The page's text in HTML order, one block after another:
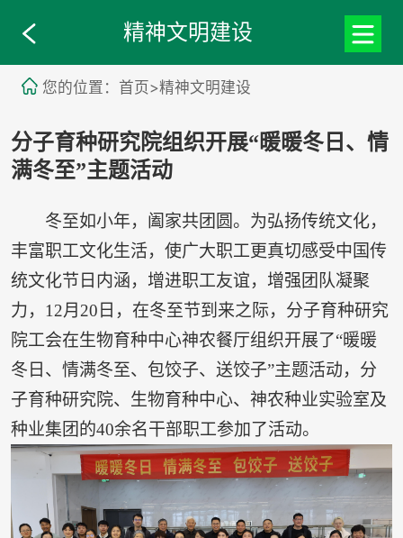
精神文明建设
您的位置：首页>精神文明建设
分子育种研究院组织开展“暖暖冬日、情
满冬至”主题活动
冬至如小年，阖家共团圆。为弘扬传统文化，
丰富职工文化生活，使广大职工更真切感受中国传
统文化节日内涵，增进职工友谊，增强团队凝聚
力，12月20日，在冬至节到来之际，分子育种研究
院工会在生物育种中心神农餐厅组织开展了“暖暖
冬日、情满冬至、包饺子、送饺子”主题活动，分
子育种研究院、生物育种中心、神农种业实验室及
种业集团的40余名干部职工参加了活动。